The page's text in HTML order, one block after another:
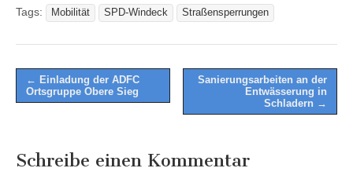
Tags: Mobilität SPD-Windeck Straßensperrungen
Post
navigation
← Einladung der ADFC
Ortsgruppe Obere Sieg
Sanierungsarbeiten an der
Entwässerung in
Schladern →
Schreibe einen Kommentar